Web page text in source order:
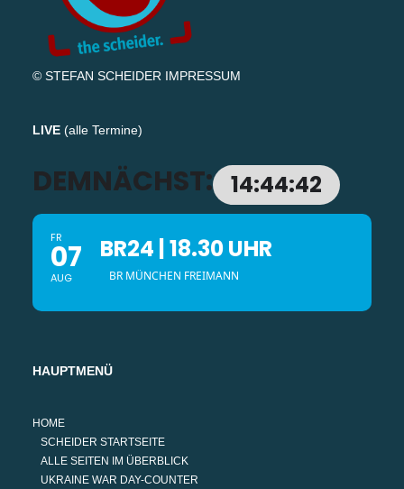
© STEFAN SCHEIDER IMPRESSUM
LIVE (alle Termine)
DEMNÄCHST: 14:44:42
FR
07
AUG
BR24 | 18.30 UHR
BR MÜNCHEN FREIMANN
HAUPTMENÜ
HOME
SCHEIDER STARTSEITE
ALLE SEITEN IM ÜBERBLICK
UKRAINE WAR DAY-COUNTER